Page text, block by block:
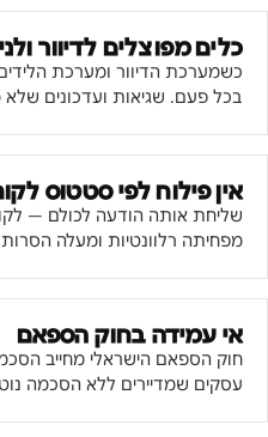
כלים מפוצלים לדיוור
כשמערכת הדיוור ומערכת
בכל פעם. שגיאות ועדכונים
אין פילוח לפי סטטוס
שליחת אותה הודעה לכולם —
מפחיתה רלוונטיות ומעלה
אי עמידה בחוק הספאם
חוק הספאם הישראלי מחייב
עסקים שמדיירים ללא הסכמה